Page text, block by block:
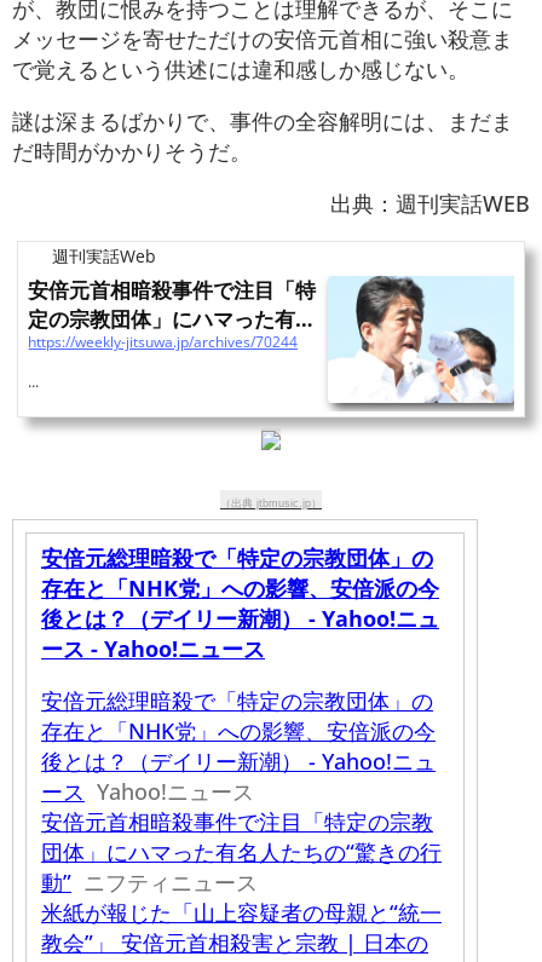
が、教団に恨みを持つことは理解できるが、そこに
メッセージを寄せただけの安倍元首相に強い殺意ま
で覚えるという供述には違和感しか感じない。
謎は深まるばかりで、事件の全容解明には、まだま
だ時間がかかりそうだ。
出典：週刊実話WEB
週刊実話Web
安倍元首相暗殺事件で注目「特
定の宗教団体」にハマった有名
人たちの“驚きの行動”
https://weekly-jitsuwa.jp/archives/70244
...
（出典 jtbmusic.jp）
安倍元総理暗殺で「特定の宗教団体」の
存在と「NHK党」への影響、安倍派の今
後とは？（デイリー新潮） - Yahoo!ニュ
ース - Yahoo!ニュース
安倍元総理暗殺で「特定の宗教団体」の
存在と「NHK党」への影響、安倍派の今
後とは？（デイリー新潮） - Yahoo!ニュ
ース Yahoo!ニュース
安倍元首相暗殺事件で注目「特定の宗教
団体」にハマった有名人たちの“驚きの行
動” ニフティニュース
米紙が報じた「山上容疑者の母親と“統一
教会”」 安倍元首相殺害と宗教 | 日本の